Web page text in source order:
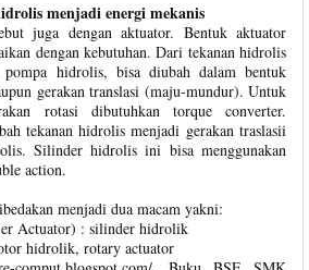
menjadi energi mekanis
juga dengan aktuator. Bentuk aktuator
dengan kebutuhan. Dari tekanan hidrolis
hidrolis, bisa diubah dalam bentuk
gerakan translasi (maju-mundur). Untuk
rotasi dibutuhkan torque converter.
tekanan hidrolis menjadi gerakan traslasii
Silinder hidrolis ini bisa menggunakan
action.
menjadi dua macam yakni:
Actuator) : silinder hidrolik
hidrolik, rotary actuator